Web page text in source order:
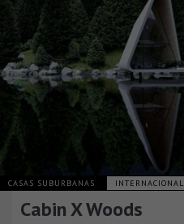
CASAS SUBURBANAS INTERNACIONAL
Cabin X Woods